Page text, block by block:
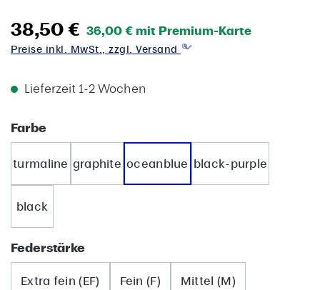
38,50 € 36,00 € mit Premium-Karte
Preise inkl. MwSt., zzgl. Versand
Lieferzeit 1-2 Wochen
Farbeauswählen
turmaline graphite oceanblue black-purple
black
Federstärkeauswählen
Extra fein (EF) Fein (F) Mittel (M)